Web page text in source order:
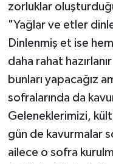
zorluklar
"Yağlar ve etler
Dinlenmiş et ise
daha rahat
bunları yapacağız
sofralarında da
Geleneklerimizi,
gün de kavurmalar
ailece o sofra